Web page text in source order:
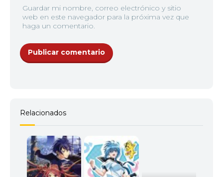
Guardar mi nombre, correo electrónico y sitio
web en este navegador para la próxima vez que
haga un comentario.
Relacionados